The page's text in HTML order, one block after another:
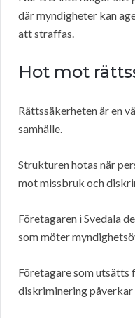
där myndigheter kan
att straffas.
Hot mot
Rättssäkerheten är en
samhälle.
Strukturen hotas när
mot missbruk och
Företagaren i Svedala
som möter
Företagare som utsätts
diskriminering påverkar